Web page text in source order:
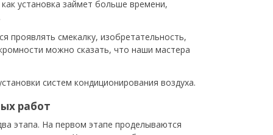
установка займет больше времени,
проявлять смекалку, изобретательность,
можно сказать, что наши мастера
систем кондиционирования воздуха.
работ
этапа. На первом этапе проделываются